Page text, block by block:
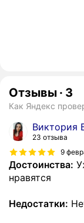
Отзывы · 3
Как Яндекс
Виктория
23 отзыва
9
Достоинства:
нравятся
Недостатки: